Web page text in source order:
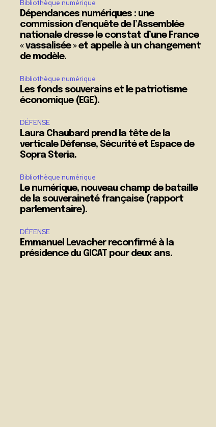
Bibliothèque numérique
Dépendances numériques : une
commission d’enquête de l’Assemblée
nationale dresse le constat d’une France
« vassalisée » et appelle à un changement
de modèle.
Bibliothèque numérique
Les fonds souverains et le patriotisme
économique (EGE).
DÉFENSE
Laura Chaubard prend la tête de la
verticale Défense, Sécurité et Espace de
Sopra Steria.
Bibliothèque numérique
Le numérique, nouveau champ de bataille
de la souveraineté française (rapport
parlementaire).
DÉFENSE
Emmanuel Levacher reconfirmé à la
présidence du GICAT pour deux ans.